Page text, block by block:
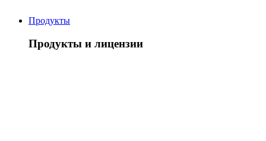
Продукты
Продукты и лицензии